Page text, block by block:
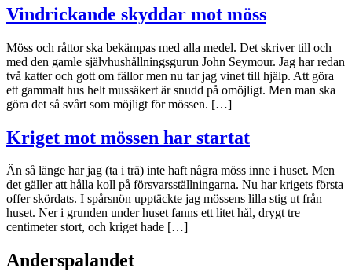
Vindrickande skyddar mot möss
Möss och råttor ska bekämpas med alla medel. Det skriver till och
med den gamle självhushållningsgurun John Seymour. Jag har redan
två katter och gott om fällor men nu tar jag vinet till hjälp. Att göra
ett gammalt hus helt mussäkert är snudd på omöjligt. Men man ska
göra det så svårt som möjligt för mössen. […]
Kriget mot mössen har startat
Än så länge har jag (ta i trä) inte haft några möss inne i huset. Men
det gäller att hålla koll på försvarsställningarna. Nu har krigets första
offer skördats. I spårsnön upptäckte jag mössens lilla stig ut från
huset. Ner i grunden under huset fanns ett litet hål, drygt tre
centimeter stort, och kriget hade […]
Anderspalandet